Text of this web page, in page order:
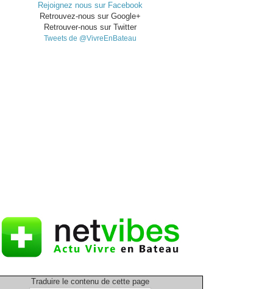
Rejoignez nous sur Facebook
Retrouvez-nous sur Google+
Retrouver-nous sur Twitter
Tweets de @VivreEnBateau
Traduire le contenu de cette page